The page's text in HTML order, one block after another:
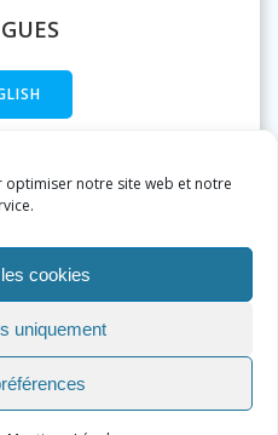
notre site web et notre
cookies
uniquement